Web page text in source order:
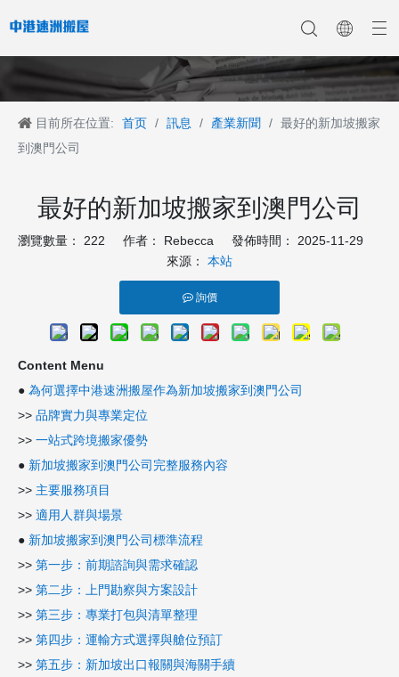
目前所在位置: 首页 / 訊息 / 產業新聞 / 最好的新加坡搬家
到澳門公司
最好的新加坡搬家到澳門公司
瀏覽數量： 222 作者： Rebecca 發佈時間： 2025-11-29
來源： 本站
詢價
Content Menu
● 為何選擇中港速洲搬屋作為新加坡搬家到澳門公司
>> 品牌實力與專業定位
>> 一站式跨境搬家優勢
● 新加坡搬家到澳門公司完整服務內容
>> 主要服務項目
>> 適用人群與場景
● 新加坡搬家到澳門公司標準流程
>> 第一步：前期諮詢與需求確認
>> 第二步：上門勘察與方案設計
>> 第三步：專業打包與清單整理
>> 第四步：運輸方式選擇與艙位預訂
>> 第五步：新加坡出口報關與海關手續